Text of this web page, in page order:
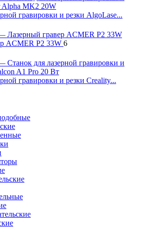
гравировки и резки AlgoLase...
ACMER P2 33W 6
гравировки и резки Creality...